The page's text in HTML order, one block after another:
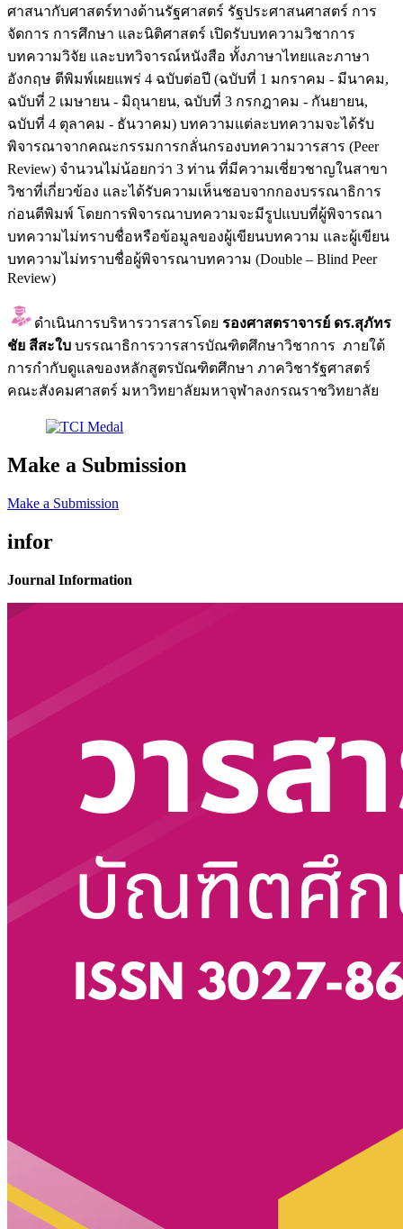
ศาสนากับศาสตร์ทางด้านรัฐศาสตร์ รัฐประศาสนศาสตร์ การ
จัดการ การศึกษา และนิติศาสตร์ เปิดรับบทความวิชาการ
บทความวิจัย และบทวิจารณ์หนังสือ ทั้งภาษาไทยและภาษา
อังกฤษ ตีพิมพ์เผยแพร่ 4 ฉบับต่อปี (ฉบับที่ 1 มกราคม - มีนาคม,
ฉบับที่ 2 เมษายน - มิถุนายน, ฉบับที่ 3 กรกฎาคม - กันยายน,
ฉบับที่ 4 ตุลาคม - ธันวาคม) บทความแต่ละบทความจะได้รับ
พิจารณาจากคณะกรรมการกลั่นกรองบทความวารสาร (Peer
Review) จำนวนไม่น้อยกว่า 3 ท่าน ที่มีความเชี่ยวชาญในสาขา
วิชาที่เกี่ยวข้อง และได้รับความเห็นชอบจากกองบรรณาธิการ
ก่อนตีพิมพ์ โดยการพิจารณาบทความจะมีรูปแบบที่ผู้พิจารณา
บทความไม่ทราบชื่อหรือข้อมูลของผู้เขียนบทความ และผู้เขียน
บทความไม่ทราบชื่อผู้พิจารณาบทความ (Double – Blind Peer
Review)
ดำเนินการบริหารวารสารโดย รองศาสตราจารย์ ดร.สุภัทร
ชัย สีสะใบ บรรณาธิการวารสารบัณฑิตศึกษาวิชาการ ภายใต้
การกำกับดูแลของหลักสูตรบัณฑิตศึกษา ภาควิชารัฐศาสตร์
คณะสังคมศาสตร์ มหาวิทยาลัยมหาจุฬาลงกรณราชวิทยาลัย
Make a Submission
Make a Submission
infor
Journal Information